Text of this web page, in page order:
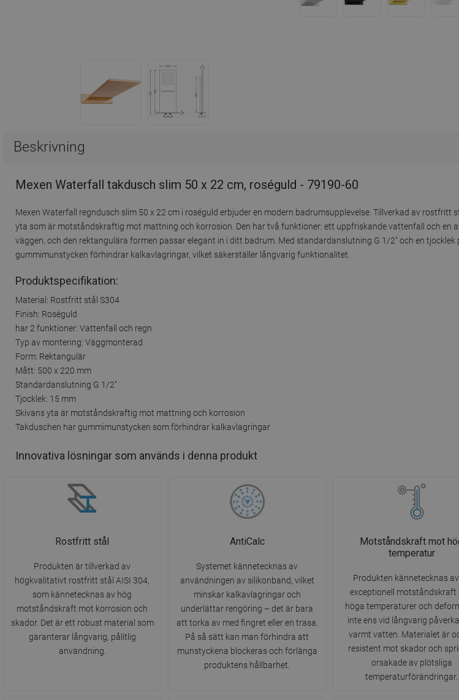
Beskrivning
Mexen Waterfall takdusch slim 50 x 22 cm, roséguld - 79190-60
Mexen Waterfall regndusch slim 50 x 22 cm i roséguld erbjuder en modern badrumsupplevelse. Tillverkad av rostfritt
yta som är motståndskraftig mot mattning och korrosion. Den har två funktioner: ett uppfriskande vattenfall och en
väggen, och den rektangulära formen passar elegant in i ditt badrum. Med standardanslutning G 1/2" och en
gummimunstycken förhindrar kalkavlagringar, vilket säkerställer långvarig funktionalitet.
Produktspecifikation:
Material: Rostfritt stål S304
Finish: Roséguld
har 2 funktioner: Vattenfall och regn
Typ av montering: Väggmonterad
Form: Rektangulär
Mått: 500 x 220 mm
Standardanslutning G 1/2"
Tjocklek: 15 mm
Skivans yta är motståndskraftig mot mattning och korrosion
Takduschen har gummimunstycken som förhindrar kalkavlagringar
Innovativa lösningar som används i denna produkt
Rostfritt stål
Produkten är tillverkad av
högkvalitativt rostfritt stål AISI 304,
som kännetecknas av hög
motståndskraft mot korrosion och
skador. Det är ett robust material som
garanterar långvarig, pålitlig
användning.
AntiCalc
Systemet kännetecknas av
användningen av silikonband, vilket
minskar kalkavlagringar och
underlättar rengöring – det är bara
att torka av med fingret eller en trasa.
På så sätt kan man förhindra att
munstyckena blockeras och förlänga
produktens hållbarhet.
Motståndskraft mot
temperatur
Produkten kännetecknas
exceptionell motståndskraft
höga temperaturer och
inte ens vid långvarig
varmt vatten. Materialet är
resistent mot skador och
orsakade av plötsliga
temperaturförändringar.